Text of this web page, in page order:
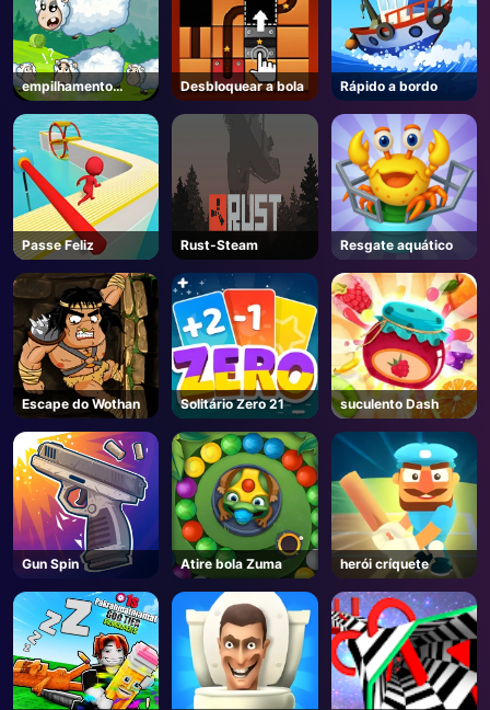
empilhamento
ovelhas
Desbloquear a bola Rápido a bordo
Passe Feliz Rust-Steam Resgate aquático
Escape do Wothan Solitário Zero 21 suculento Dash
Gun Spin Atire bola Zuma herói críquete